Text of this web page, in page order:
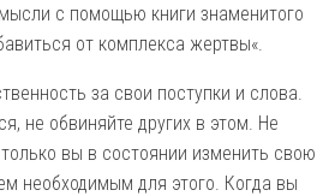
с помощью книги знаменитого
от комплекса жертвы«.
за свои поступки и слова.
не обвиняйте других в этом. Не
вы в состоянии изменить свою
необходимым для этого. Когда вы